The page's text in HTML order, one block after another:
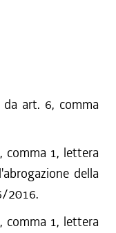
da art. 6, comma
comma 1, lettera
della
2016.
comma 1, lettera